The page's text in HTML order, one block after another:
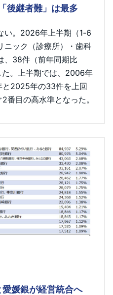
後継者難」は最多
い。2026年上半期（1-6
ニック（診療所）・歯科
、38件（前年同期比
た。上半期では、2006年
2025年の33件を上回
番目の高水準となった。
愛媛銀が経営統合へ